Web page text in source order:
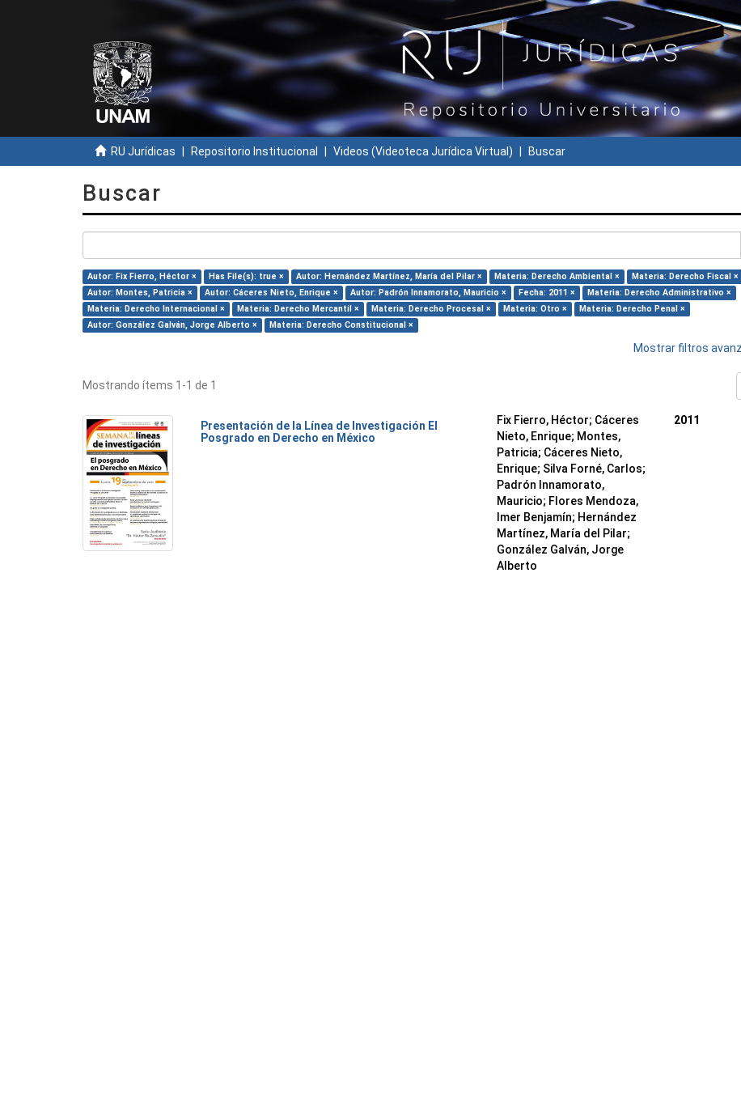
RU Jurídicas Repositorio Institucional Videos (Videoteca Jurídica Virtual) Buscar
Buscar
Autor: Fix Fierro, Héctor × Has File(s): true × Autor: Hernández Martínez, María del Pilar × Materia: Derecho Ambiental ×
Materia: Derecho Fiscal ×
Autor: Montes, Patricia ×
Autor: Cáceres Nieto, Enrique × Autor: Padrón Innamorato, Mauricio × Fecha: 2011 ×
Materia: Derecho Administrativo ×
Materia: Derecho Internacional ×
Materia: Derecho Mercantil × Materia: Derecho Procesal × Materia: Otro ×
Materia: Derecho Penal ×
Autor: González Galván, Jorge Alberto ×
Materia: Derecho Constitucional ×
Mostrar filtros
Mostrando ítems 1-1 de 1
Presentación de la Línea de Investigación El
Posgrado en Derecho en México
Fix Fierro, Héctor; Cáceres
Nieto, Enrique; Montes,
Patricia; Cáceres Nieto,
Enrique; Silva Forné, Carlos;
Padrón Innamorato,
Mauricio; Flores Mendoza,
Imer Benjamín; Hernández
Martínez, María del Pilar;
González Galván, Jorge
Alberto
2011